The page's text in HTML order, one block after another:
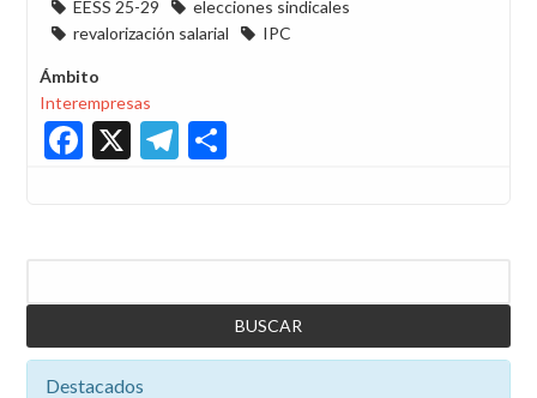
EESS 25-29
elecciones sindicales
revalorización salarial
IPC
Ámbito
Interempresas
Facebook
X Telegram
Destacados